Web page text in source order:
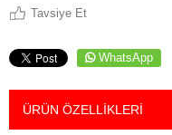
Tavsiye Et
WhatsApp
ÜRÜN ÖZELLIKLERI